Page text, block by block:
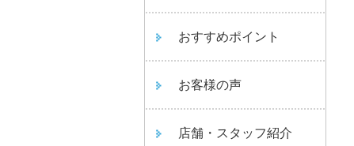
おすすめポイント
お客様の声
店舗・スタッフ紹介